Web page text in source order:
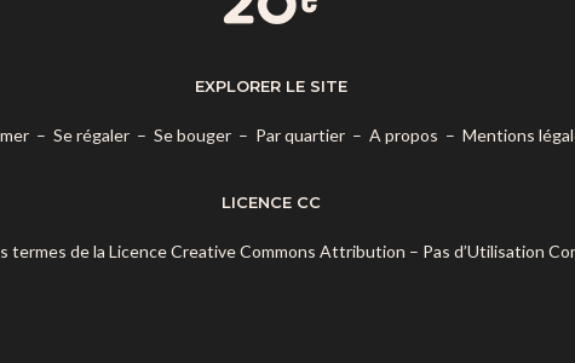
EXPLORER LE SITE
– Se régaler– Se bouger– Par quartier– A propos – Mentions
LICENCE CC
termes de la Licence Creative Commons Attribution – Pas d’Utilisation